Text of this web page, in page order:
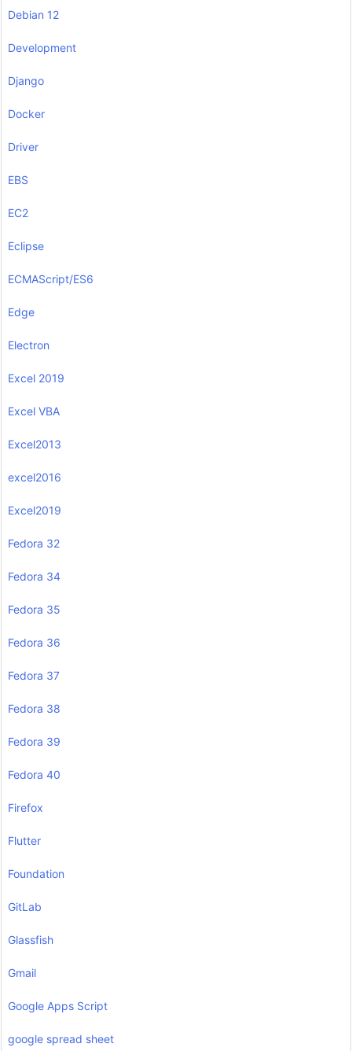
Debian 12
Development
Django
Docker
Driver
EBS
EC2
Eclipse
ECMAScript/ES6
Edge
Electron
Excel 2019
Excel VBA
Excel2013
excel2016
Excel2019
Fedora 32
Fedora 34
Fedora 35
Fedora 36
Fedora 37
Fedora 38
Fedora 39
Fedora 40
Firefox
Flutter
Foundation
GitLab
Glassfish
Gmail
Google Apps Script
google spread sheet